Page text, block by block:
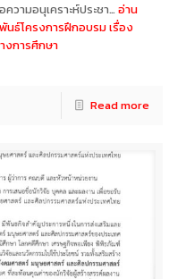
วามอนุเคราะห์ประชา…อ่าน
นธ์โครงการฝึกอบรม เรื่อง
งการศึกษา
Read more